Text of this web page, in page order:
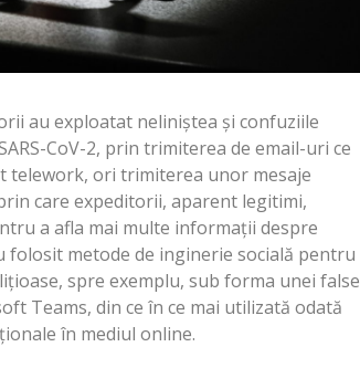
au exploatat neliniștea și confuziile
CoV-2, prin trimiterea de email-uri ce
telework, ori trimiterea unor mesaje
care expeditorii, aparent legitimi,
a afla mai multe informații despre
metode de inginerie socială pentru
spre exemplu, sub forma unei false
Teams, din ce în ce mai utilizată odată
în mediul online.